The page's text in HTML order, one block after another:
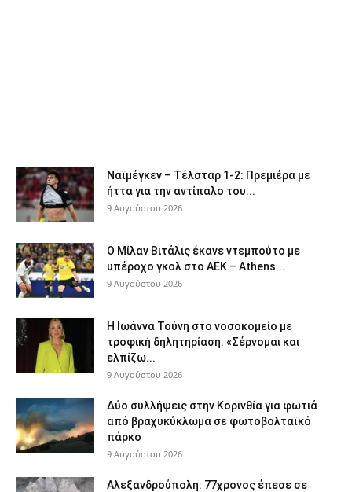
Ναϊμέγκεν – Τέλσταρ 1-2: Πρεμιέρα με
ήττα για την αντίπαλο του...
9 Αυγούστου 2026
Ο Μίλαν Βιτάλις έκανε ντεμπούτο με
υπέροχο γκολ στο ΑΕΚ – Athens...
9 Αυγούστου 2026
Η Ιωάννα Τούνη στο νοσοκομείο με
τροφική δηλητηρίαση: «Σέρνομαι και
ελπίζω...
9 Αυγούστου 2026
Δύο συλλήψεις στην Κορινθία για φωτιά
από βραχυκύκλωμα σε φωτοβολταϊκό
πάρκο
9 Αυγούστου 2026
Αλεξανδρούπολη: 77χρονος έπεσε σε